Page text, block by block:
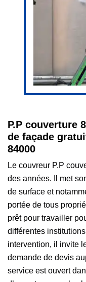
P.P couverture
de façade
84000
Le couvreur P.P
des années. Il met
de surface et
portée de tous
prêt pour travailler
différentes
intervention, il invite
demande de devis
service est ouvert